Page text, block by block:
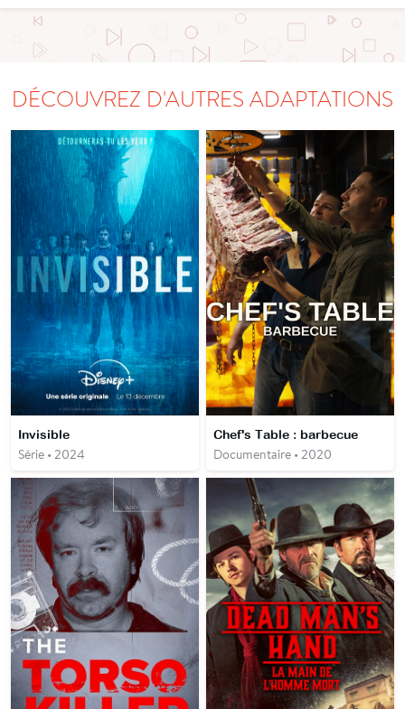
DÉCOUVREZ D'AUTRES ADAPTATIONS
Invisible
Série • 2024
Chef's Table : barbecue
Documentaire • 2020